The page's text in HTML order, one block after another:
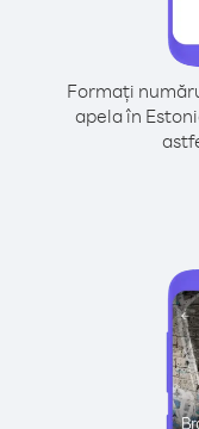
Formați
apela în